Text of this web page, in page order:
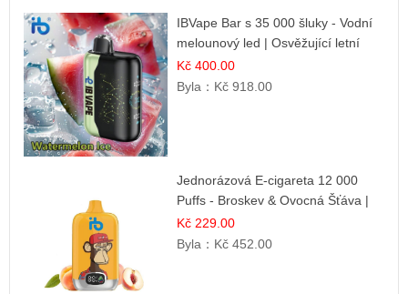
IBVape Bar s 35 000 šluky - Vodní
melounový led | Osvěžující letní
příchuť
Kč 400.00
Byla： Kč 918.00
Jednorázová E-cigareta 12 000
Puffs - Broskev & Ovocná Šťáva |
Osvěžující ovocná směs
Kč 229.00
Byla： Kč 452.00